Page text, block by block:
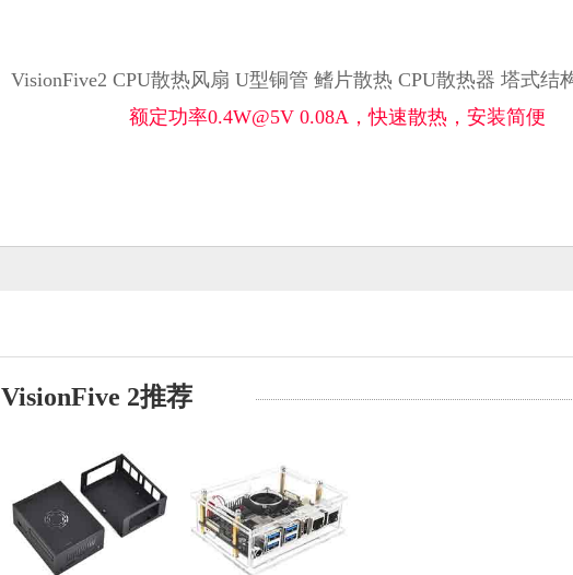
VisionFive2 CPU散热风扇 U型铜管 鳍片散热 CPU散热器 塔式结
额定功率0.4W@5V 0.08A，快速散热，安装简便
VisionFive 2推荐